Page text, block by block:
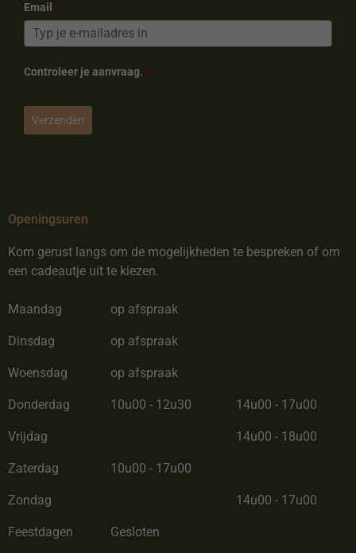
Email *
Controleer je aanvraag. *
Verzenden
Openingsuren
Kom gerust langs om de mogelijkheden te bespreken of om
een cadeautje uit te kiezen.
Maandag op afspraak
Dinsdag op afspraak
Woensdag op afspraak
Donderdag 10u00 - 12u30 14u00 - 17u00
Vrijdag 14u00 - 18u00
Zaterdag 10u00 - 17u00
Zondag 14u00 - 17u00
Feestdagen Gesloten